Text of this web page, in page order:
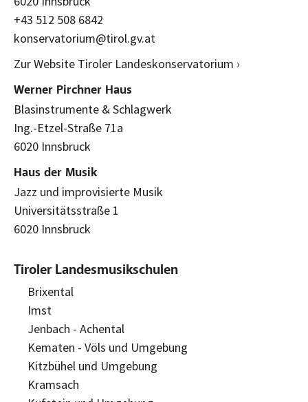
+43 512 508 6842
konservatorium@tirol.gv.at
Zur Website Tiroler Landeskonservatorium ›
Werner Pirchner Haus
Blasinstrumente & Schlagwerk
Ing.-Etzel-Straße 71a
6020 Innsbruck
Haus der Musik
Jazz und improvisierte Musik
Universitätsstraße 1
6020 Innsbruck
Tiroler Landesmusikschulen
Brixental
Imst
Jenbach - Achental
Kematen - Völs und Umgebung
Kitzbühel und Umgebung
Kramsach